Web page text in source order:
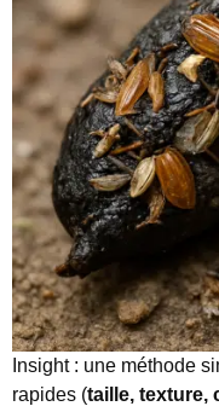
Insight : une méthode
rapides (taille, texture,